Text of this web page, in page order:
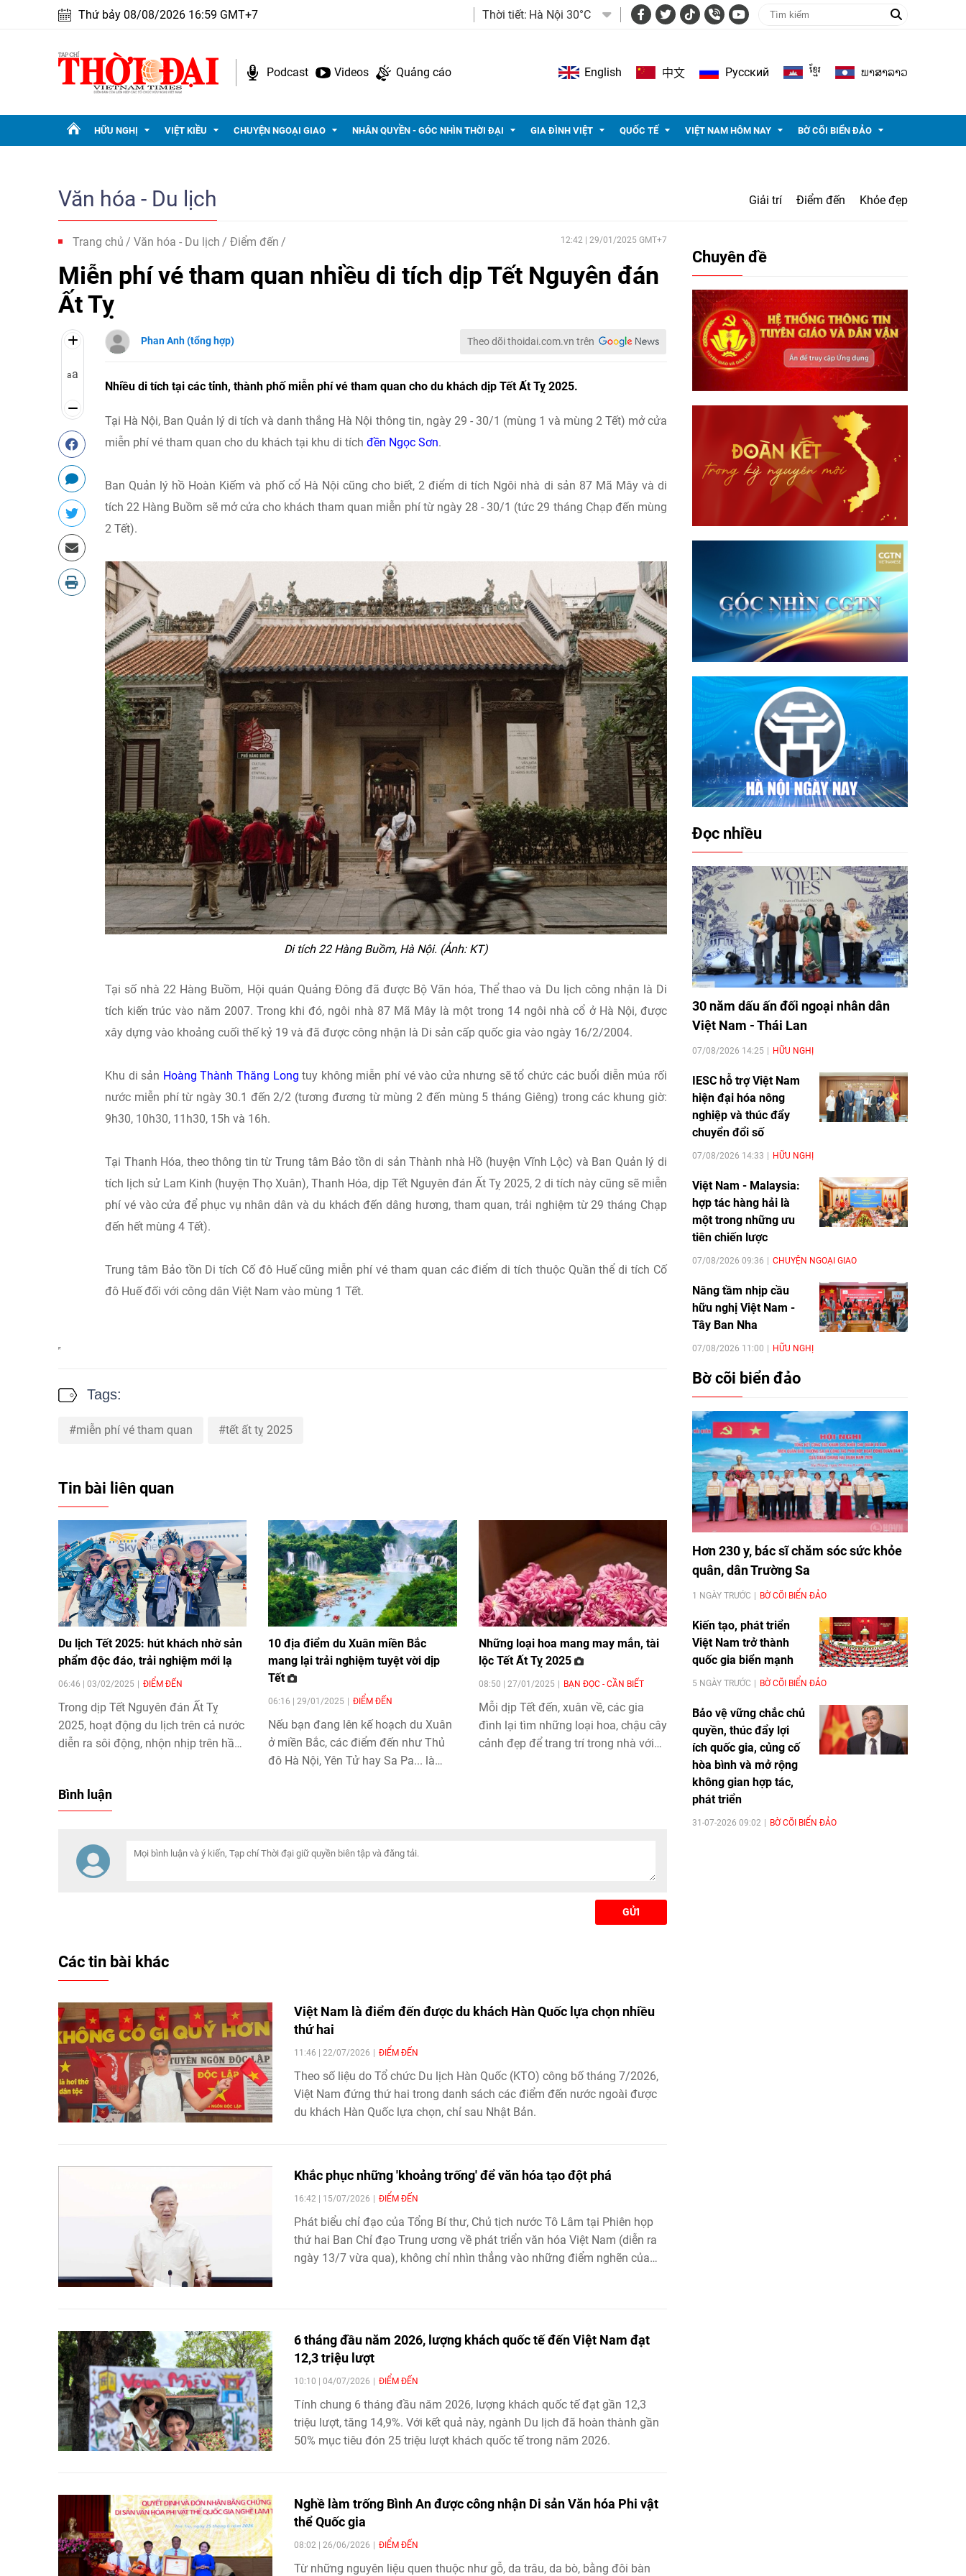
Thứ bảy 08/08/2026 16:59 GMT+7 Thời tiết: Hà Nội 30°C
Podcast Videos Quảng cáo English 中文 Pусский ខ្មែរ ພາ​ສາ​ລາວ
HỮU NGHỊ VIỆT KIỀU CHUYỆN NGOẠI GIAO NHÂN QUYỀN - GÓC NHÌN THỜI ĐẠI GIA ĐÌNH VIỆT QUỐC TẾ VIỆT NAM HÔM NAY BỜ CÕI BIỂN ĐẢO
Văn hóa - Du lịch Giải trí Điểm đến Khỏe đẹp
Trang chủ Văn hóa - Du lịch Điểm đến 12:42 | 29/01/2025 GMT+7
Miễn phí vé tham quan nhiều di tích dịp Tết Nguyên đán
Ất Tỵ
aa
Phan Anh (tổng hợp) Theo dõi thoidai.com.vn trên
Nhiều di tích tại các tỉnh, thành phố miễn phí vé tham quan cho du khách dịp Tết Ất Tỵ 2025.
Tại Hà Nội, Ban Quản lý di tích và danh thắng Hà Nội thông tin, ngày 29 - 30/1 (mùng 1 và mùng 2 Tết) mở cửa
miễn phí vé tham quan cho du khách tại khu di tích đền Ngọc Sơn.
Ban Quản lý hồ Hoàn Kiếm và phố cổ Hà Nội cũng cho biết, 2 điểm di tích Ngôi nhà di sản 87 Mã Mây và di
tích 22 Hàng Buồm sẽ mở cửa cho khách tham quan miễn phí từ ngày 28 - 30/1 (tức 29 tháng Chạp đến mùng
2 Tết).
Di tích 22 Hàng Buồm, Hà Nội. (Ảnh: KT)
Tại số nhà 22 Hàng Buồm, Hội quán Quảng Đông đã được Bộ Văn hóa, Thể thao và Du lịch công nhận là Di
tích kiến trúc vào năm 2007. Trong khi đó, ngôi nhà 87 Mã Mây là một trong 14 ngôi nhà cổ ở Hà Nội, được
xây dựng vào khoảng cuối thế kỷ 19 và đã được công nhận là Di sản cấp quốc gia vào ngày 16/2/2004.
Khu di sản Hoàng Thành Thăng Long tuy không miễn phí vé vào cửa nhưng sẽ tổ chức các buổi diễn múa rối
nước miễn phí từ ngày 30.1 đến 2/2 (tương đương từ mùng 2 đến mùng 5 tháng Giêng) trong các khung giờ:
9h30, 10h30, 11h30, 15h và 16h.
Tại Thanh Hóa, theo thông tin từ Trung tâm Bảo tồn di sản Thành nhà Hồ (huyện Vĩnh Lộc) và Ban Quản lý di
tích lịch sử Lam Kinh (huyện Thọ Xuân), Thanh Hóa, dịp Tết Nguyên đán Ất Tỵ 2025, 2 di tích này cũng sẽ miễn
phí vé vào cửa để phục vụ nhân dân và du khách đến dâng hương, tham quan, trải nghiệm từ 29 tháng Chạp
đến hết mùng 4 Tết).
Trung tâm Bảo tồn Di tích Cố đô Huế cũng miễn phí vé tham quan các điểm di tích thuộc Quần thể di tích Cố
đô Huế đối với công dân Việt Nam vào mùng 1 Tết.
Tags:
miễn phí vé tham quan tết ất tỵ 2025
Tin bài liên quan
Du lịch Tết 2025: hút khách nhờ sản
phẩm độc đáo, trải nghiệm mới lạ
06:46 | 03/02/2025 ĐIỂM ĐẾN
Trong dịp Tết Nguyên đán Ất Tỵ
2025, hoạt động du lịch trên cả nước
diễn ra sôi động, nhộn nhịp trên hầu
du khách trong nước và quốc tế tới
tham quan, trải nghiệm.
10 địa điểm du Xuân miền Bắc
mang lại trải nghiệm tuyệt vời dịp
Tết
06:16 | 29/01/2025 ĐIỂM ĐẾN
Nếu bạn đang lên kế hoạch du Xuân
ở miền Bắc, các điểm đến như Thủ
đô Hà Nội, Yên Tử hay Sa Pa... là
Những loại hoa mang may mắn, tài
lộc Tết Ất Tỵ 2025
08:50 | 27/01/2025 BẠN ĐỌC - CẦN BIẾT
Mỗi dịp Tết đến, xuân về, các gia
đình lại tìm những loại hoa, chậu cây
cảnh đẹp để trang trí trong nhà với
Bình luận
GỬI
Các tin bài khác
Việt Nam là điểm đến được du khách Hàn Quốc lựa chọn nhiều
thứ hai
11:46 | 22/07/2026 ĐIỂM ĐẾN
Theo số liệu do Tổ chức Du lịch Hàn Quốc (KTO) công bố tháng 7/2026,
Việt Nam đứng thứ hai trong danh sách các điểm đến nước ngoài được
du khách Hàn Quốc lựa chọn, chỉ sau Nhật Bản.
Khắc phục những 'khoảng trống' để văn hóa tạo đột phá
16:42 | 15/07/2026 ĐIỂM ĐẾN
Phát biểu chỉ đạo của Tổng Bí thư, Chủ tịch nước Tô Lâm tại Phiên họp
thứ hai Ban Chỉ đạo Trung ương về phát triển văn hóa Việt Nam (diễn ra
ngày 13/7 vừa qua), không chỉ nhìn thẳng vào những điểm nghẽn của
6 tháng đầu năm 2026, lượng khách quốc tế đến Việt Nam đạt
12,3 triệu lượt
10:10 | 04/07/2026 ĐIỂM ĐẾN
Tính chung 6 tháng đầu năm 2026, lượng khách quốc tế đạt gần 12,3
triệu lượt, tăng 14,9%. Với kết quả này, ngành Du lịch đã hoàn thành gần
50% mục tiêu đón 25 triệu lượt khách quốc tế trong năm 2026.
Nghề làm trống Bình An được công nhận Di sản Văn hóa Phi vật
thể Quốc gia
08:02 | 26/06/2026 ĐIỂM ĐẾN
Từ những nguyên liệu quen thuộc như gỗ, da trâu, da bò, bằng đôi bàn
Chuyên đề
Đọc nhiều
30 năm dấu ấn đối ngoại nhân dân
Việt Nam - Thái Lan
07/08/2026 14:25 HỮU NGHỊ
IESC hỗ trợ Việt Nam
hiện đại hóa nông
nghiệp và thúc đẩy
chuyển đổi số
07/08/2026 14:33 HỮU NGHỊ
Việt Nam - Malaysia:
hợp tác hàng hải là
một trong những ưu
tiên chiến lược
07/08/2026 09:36 CHUYỆN NGOẠI GIAO
Nâng tầm nhịp cầu
hữu nghị Việt Nam -
Tây Ban Nha
07/08/2026 11:00 HỮU NGHỊ
Bờ cõi biển đảo
Hơn 230 y, bác sĩ chăm sóc sức khỏe
quân, dân Trường Sa
1 NGÀY TRƯỚC BỜ CÕI BIỂN ĐẢO
Kiến tạo, phát triển
Việt Nam trở thành
quốc gia biển mạnh
5 NGÀY TRƯỚC BỜ CÕI BIỂN ĐẢO
Bảo vệ vững chắc chủ
quyền, thúc đẩy lợi
ích quốc gia, củng cố
hòa bình và mở rộng
không gian hợp tác,
phát triển
31-07-2026 09:02 BỜ CÕI BIỂN ĐẢO